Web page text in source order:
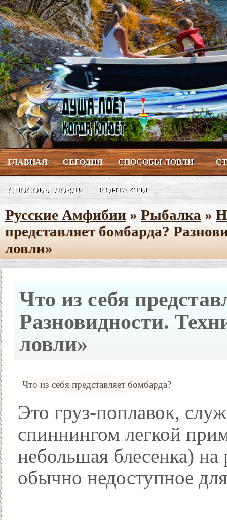
ГЛАВНАЯ СЕГОДНЯ СПОСОБЫ ЛОВЛИ
СПОСОБЫ ЛОВЛИ КОНТАКТЫ
Русские Амфибии » Рыбалка »
представляет бомбарда?
ловли»
Что из себя
Разновидности.
ловли»
Что из себя представляет бомбарда?
Это груз-поплавок,
спиннингом легкой
небольшая блесенка) на
обычно недоступное